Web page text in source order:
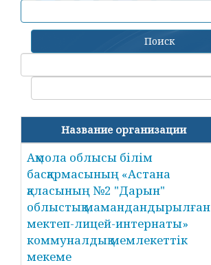
Поиск
Название организации
Ақмола облысы білім
басқармасының «Астана
қаласының №2 "Дарын"
облыстық мамандандырылған
мектеп-лицей-интернаты»
коммуналдық мемлекеттік
мекеме